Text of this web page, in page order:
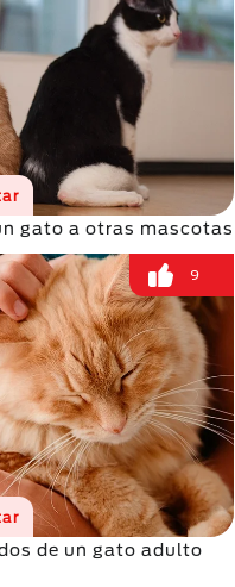
gato a otras mascotas
9
de un gato adulto